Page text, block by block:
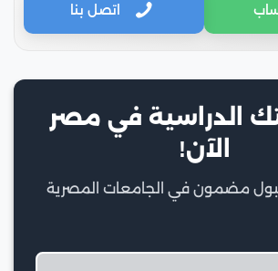
اتصل بنا
الدراسية في مصر
الآن!
مضمون في الجامعات المصرية